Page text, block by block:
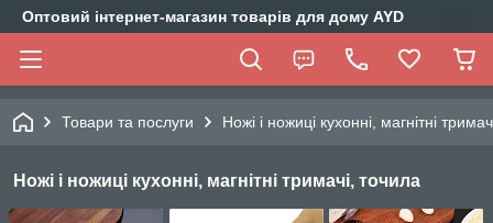
Оптовий інтернет-магазин товарів для дому AYD
Товари та послуги Ножі і ножиці кухонні, магнітні
Ножі і ножиці кухонні, магнітні тримачі, точила